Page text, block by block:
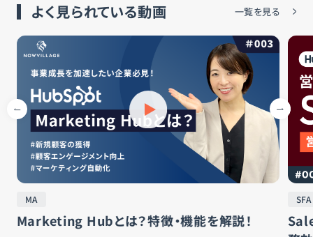
よく見られている動画
MA
Marketing Hubとは？特徴・機能を解説！
SFA
一覧を見る
プライバシーポリシー
サイトマップ